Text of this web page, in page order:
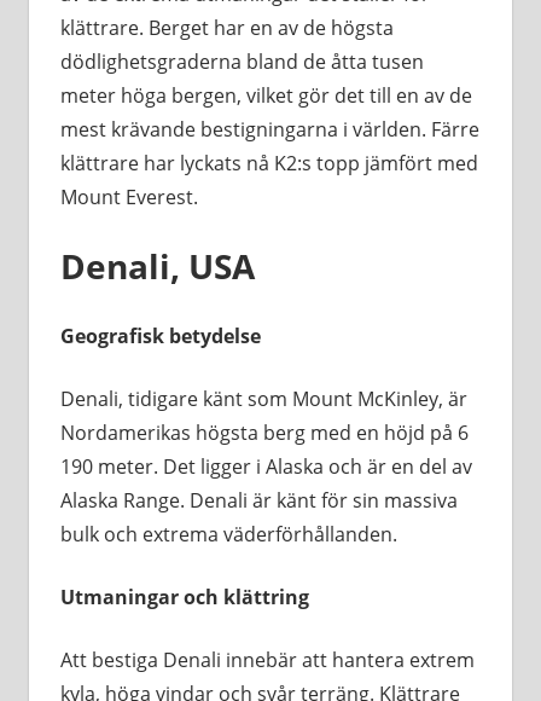
klättrare. Berget har en av de högsta
dödlighetsgraderna bland de åtta tusen
meter höga bergen, vilket gör det till en av de
mest krävande bestigningarna i världen. Färre
klättrare har lyckats nå K2:s topp jämfört med
Mount Everest.
Denali, USA
Geografisk betydelse
Denali, tidigare känt som Mount McKinley, är
Nordamerikas högsta berg med en höjd på 6
190 meter. Det ligger i Alaska och är en del av
Alaska Range. Denali är känt för sin massiva
bulk och extrema väderförhållanden.
Utmaningar och klättring
Att bestiga Denali innebär att hantera extrem
kyla, höga vindar och svår terräng. Klättrare